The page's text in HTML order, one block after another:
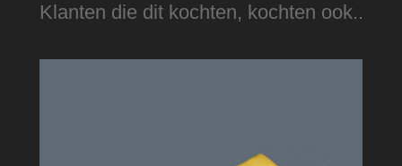
Klanten die dit kochten, kochten ook..